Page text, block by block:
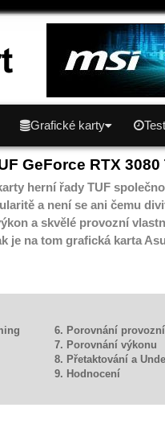
Grafické karty
GeForce RTX
herní řady TUF
a není se ani čemu
a skvělé provozní
je na tom grafická karta
6. Porovnání
7. Porovnání výkonu
8. Přetaktování a
9. Hodnocení